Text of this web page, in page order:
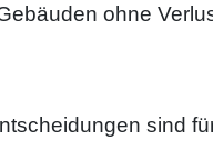
ohne
sind